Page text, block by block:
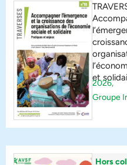
et
2026,
Groupe
Hors